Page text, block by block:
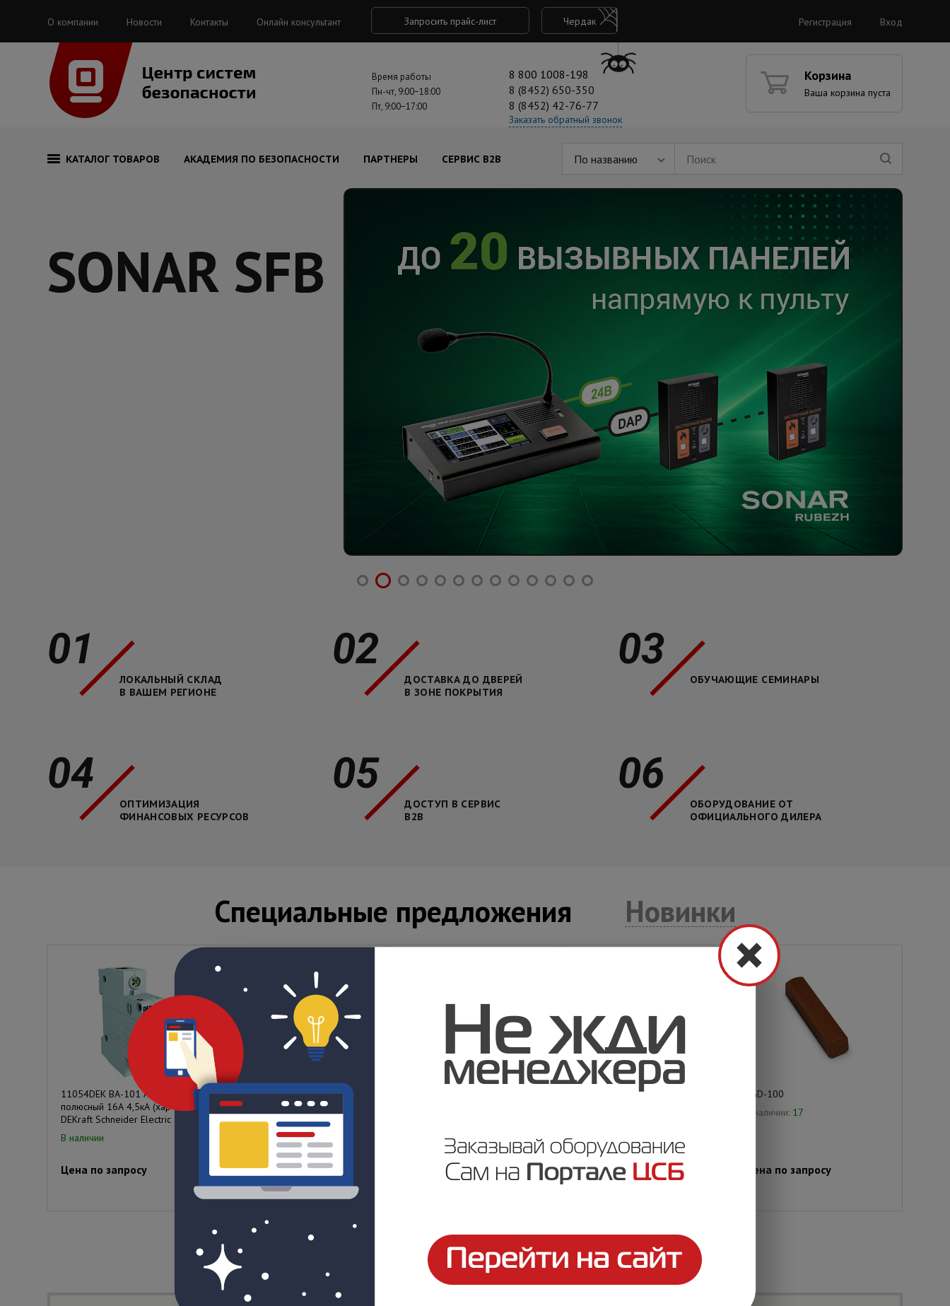
О компании Новости Контакты Онлайн консультант Запросить прайс-лист Чердак Регистрация Вход
Время работы
Пн-чт, 9:00−18:00
Пт, 9:00−17:00
8 800 1008-198
8 (8452) 650-350
8 (8452) 42-76-77
Заказать обратный звонок
Корзина
Ваша корзина пуста
КАТАЛОГ ТОВАРОВ АКАДЕМИЯ ПО БЕЗОПАСНОСТИ ПАРТНЕРЫ СЕРВИС B2B По названию
SONAR SFB
01
ЛОКАЛЬНЫЙ СКЛАД
В ВАШЕМ РЕГИОНЕ
02
ДОСТАВКА ДО ДВЕРЕЙ
В ЗОНЕ ПОКРЫТИЯ
03
ОБУЧАЮЩИЕ СЕМИНАРЫ
04
ОПТИМИЗАЦИЯ
ФИНАНСОВЫХ РЕСУРСОВ
05
ДОСТУП В СЕРВИС
B2B
06
ОБОРУДОВАНИЕ ОТ
ОФИЦИАЛЬНОГО ДИЛЕРА
Специальные предложения Новинки
11054DEK ВА-101 Автомат 1-
полюсный 16А 4,5кА (хар-ка С)
DEKraft Schneider Electric
В наличии
Цена по запросу
87OSD Джойстик для моделей
87U/87E.
В наличии:2
Цена по запросу Цена по запросу Цена по запросу
AGD-100
В наличии: 17
Цена по запросу
География бизнеса